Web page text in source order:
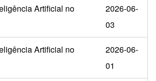
Artificial no
2026-06-
03
Artificial no
2026-06-
01